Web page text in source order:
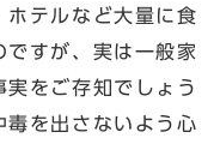
ホテルなど大量に食
すが、実は一般家
をご存知でしょう
毒を出さないよう心